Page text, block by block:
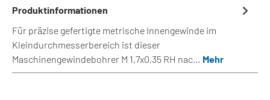
Produktinformationen
Für präzise gefertigte metrische Innengewinde im
Kleindurchmesserbereich ist dieser
Maschinengewindebohrer M 1,7x0,35 RH nac… Mehr